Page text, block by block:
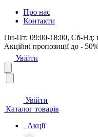
Про нас
Контакти
Пн-Пт: 09:00-18:00, Сб-Нд:
Акційні пропозиції до -
Увійти
Увійти
Каталог товарів
Акції